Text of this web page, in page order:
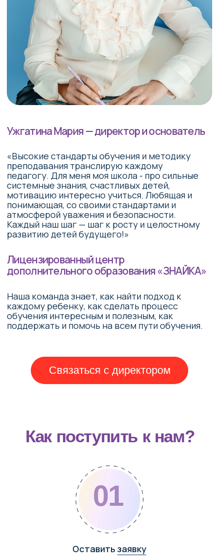
Перезвоните мне
Остались вопросы?
Свяжитесь с нами
+7 (928) 220-45-59
пн — пт: с 8:30 до 18:30
сб: с 9:00 до 17:00
г. Пятигорск
ул. Первомайская, д. 70
Адрес
Наверх ↑
© 2019—2026
ИП Ужгатина М.Г.
ИНН 263203926188 / ОГРНИП 309263210000063
Адрес: РФ, Ставропольский край, г. Пятигорск
maria-uzhgatina@yandex.ru
Соглаcие на получение
Политика обработки персональных данных